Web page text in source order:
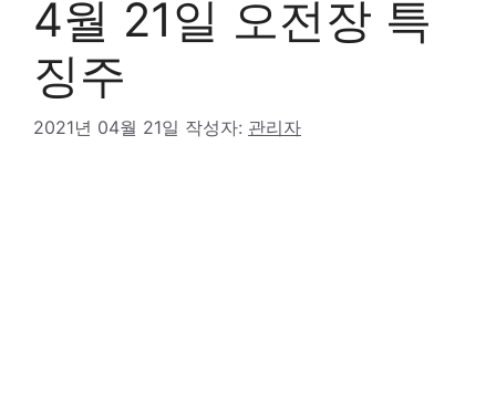
4월 21일 오전장 특
징주
2021년 04월 21일 작성자: 관리자